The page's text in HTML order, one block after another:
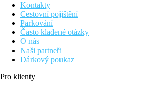
Kontakty
Cestovní pojištění
Parkování
Často kladené otázky
O nás
Naši partneři
Dárkový poukaz
Pro klienty